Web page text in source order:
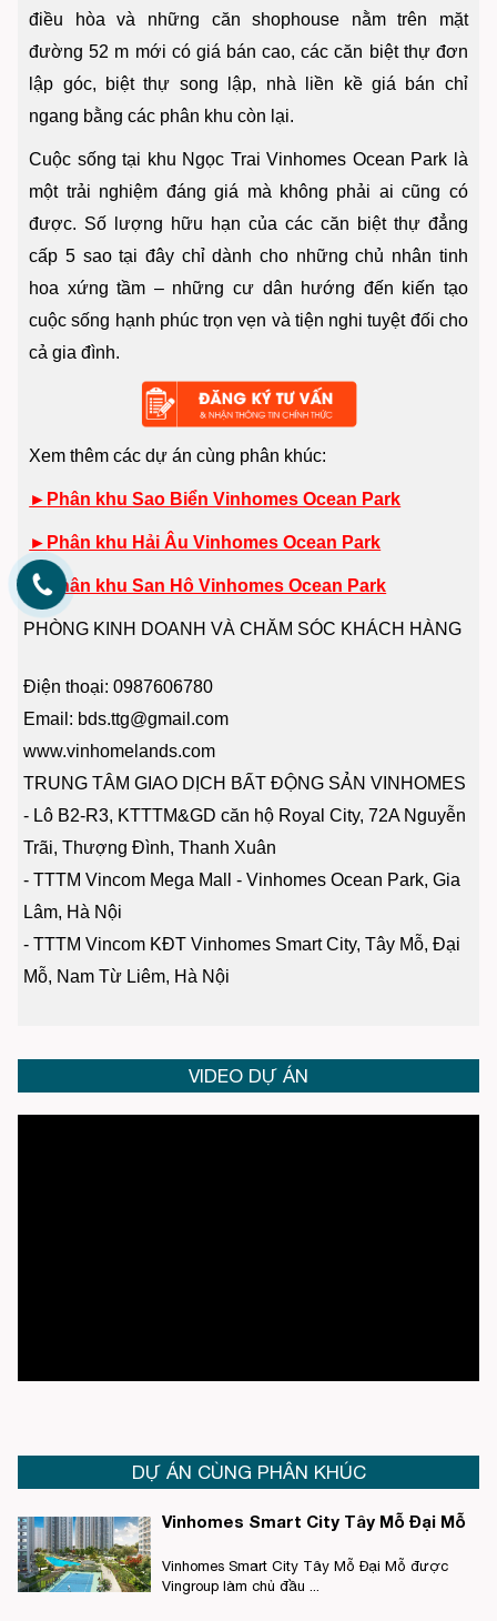
điều hòa và những căn shophouse nằm trên mặt
đường 52 m mới có giá bán cao, các căn biệt thự đơn
lập góc, biệt thự song lập, nhà liền kề giá bán chỉ
ngang bằng các phân khu còn lại.
Cuộc sống tại khu Ngọc Trai Vinhomes Ocean Park là
một trải nghiệm đáng giá mà không phải ai cũng có
được. Số lượng hữu hạn của các căn biệt thự đẳng
cấp 5 sao tại đây chỉ dành cho những chủ nhân tinh
hoa xứng tầm – những cư dân hướng đến kiến tạo
cuộc sống hạnh phúc trọn vẹn và tiện nghi tuyệt đối cho
cả gia đình.
Xem thêm các dự án cùng phân khúc:
► Phân khu Sao Biển Vinhomes Ocean Park
► Phân khu Hải Âu Vinhomes Ocean Park
►Phân khu San Hô Vinhomes Ocean Park
PHÒNG KINH DOANH VÀ CHĂM SÓC KHÁCH HÀNG
Điện thoại: 0987606780
Email: bds.ttg@gmail.com
www.vinhomelands.com
TRUNG TÂM GIAO DỊCH BẤT ĐỘNG SẢN VINHOMES
- Lô B2-R3, KTTTM&GD căn hộ Royal City, 72A Nguyễn
Trãi, Thượng Đình, Thanh Xuân
- TTTM Vincom Mega Mall - Vinhomes Ocean Park, Gia
Lâm, Hà Nội
- TTTM Vincom KĐT Vinhomes Smart City, Tây Mỗ, Đại
Mỗ, Nam Từ Liêm, Hà Nội
VIDEO DỰ ÁN
DỰ ÁN CÙNG PHÂN KHÚC
Vinhomes Smart City Tây Mỗ Đại Mỗ
Vinhomes Smart City Tây Mỗ Đại Mỗ được
Vingroup làm chủ đầu ...